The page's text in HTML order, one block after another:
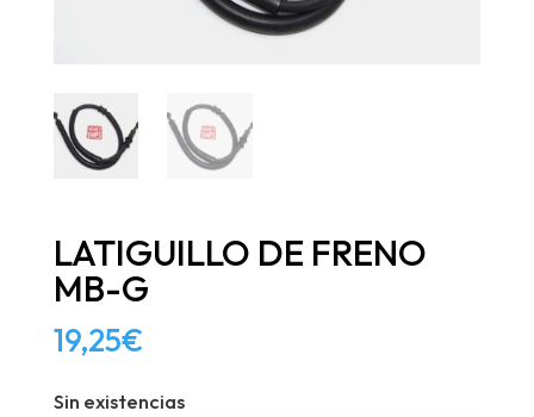
LATIGUILLO DE FRENO
MB-G
19,25€
Sin existencias